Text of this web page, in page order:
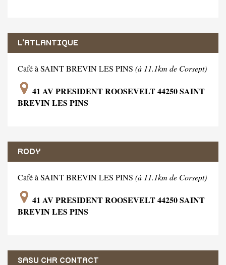
L'ATLANTIQUE
Café à SAINT BREVIN LES PINS (à 11.1km de Corsept)
41 AV PRESIDENT ROOSEVELT 44250 SAINT
BREVIN LES PINS
RODY
Café à SAINT BREVIN LES PINS (à 11.1km de Corsept)
41 AV PRESIDENT ROOSEVELT 44250 SAINT
BREVIN LES PINS
SASU CHR CONTACT